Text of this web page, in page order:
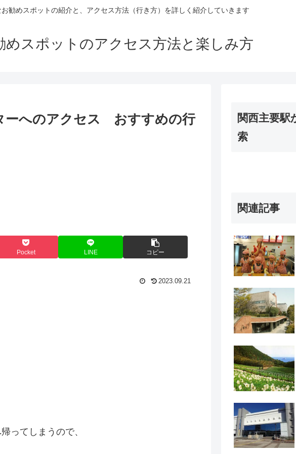
勧めスポットの紹介と、アクセス方法（行き方）を詳しく紹介していきます
めスポットのアクセス方法と楽しみ方
ーへのアクセス おすすめの行
Pocket LINE コピー
2023.09.21
ってしまうので、
関西主要駅
索
関連記事